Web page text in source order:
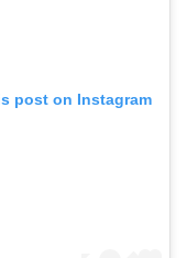
post on Instagram